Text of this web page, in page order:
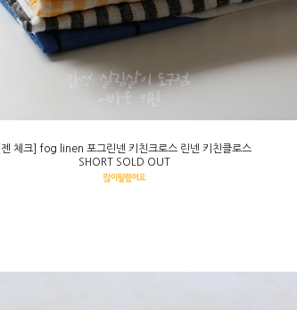
[젠 체크] fog linen 포그린넨 키친크로스 린넨 키친클로스
SHORT SOLD OUT